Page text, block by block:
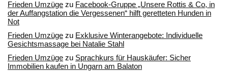
Frieden Umzüge zu Facebook-Gruppe „Unsere Rottis & Co, in
der Auffangstation die Vergessenen“ hilft geretteten Hunden in
Not
Frieden Umzüge zu Exklusive Winterangebote: Individuelle
Gesichtsmassage bei Natalie Stahl
Frieden Umzüge zu Sprachkurs für Hauskäufer: Sicher
Immobilien kaufen in Ungarn am Balaton